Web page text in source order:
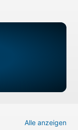
Alle anzeigen